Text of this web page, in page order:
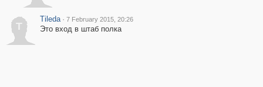
T
Tileda · 7 February 2015, 20:26
Это вход в штаб полка